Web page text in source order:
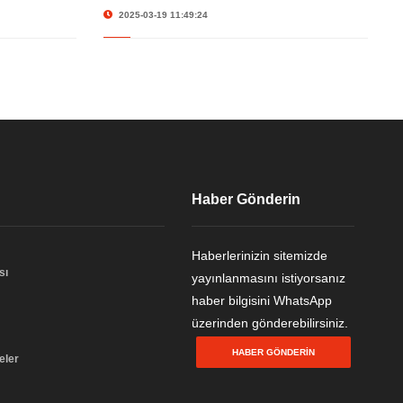
2025-03-19 11:49:24
Haber Gönderin
Haberlerinizin sitemizde
yayınlanmasını istiyorsanız
haber bilgisini WhatsApp
üzerinden gönderebilirsiniz.
HABER GÖNDERIN